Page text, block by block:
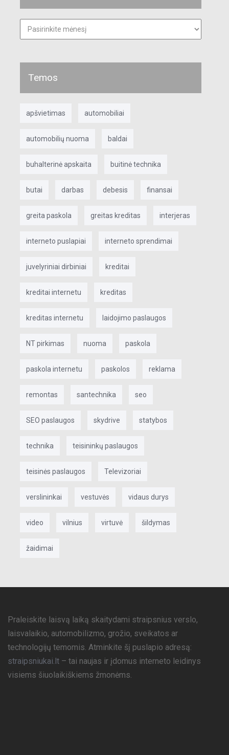
Seni
straipsniai
Temos
apšvietimas automobiliai
automobilių nuoma baldai
buhalterinė apskaita buitinė technika
butai darbas debesis finansai
greita paskola greitas kreditas interjeras
interneto puslapiai interneto sprendimai
juvelyriniai dirbiniai kreditai
kreditai internetu kreditas
kreditas internetu laidojimo paslaugos
NT pirkimas nuoma paskola
paskola internetu paskolos reklama
remontas santechnika seo
SEO paslaugos skydrive statybos
technika teisininkų paslaugos
teisinės paslaugos Televizoriai
verslininkai vestuvės vidaus durys
video vilnius virtuvė šildymas
žaidimai
Praleiskite laisvą laiką skaitydami straipsnius verslo,
laisvalaikio, automobilizmo, grožio, sveikatos ar
technologijų temomis. Atminkite šį puslapio adresą:
straipsniukai.lt – tai naujas ir įdomus interneto leidinys
visiems šiuolaikiškiems žmonėms.